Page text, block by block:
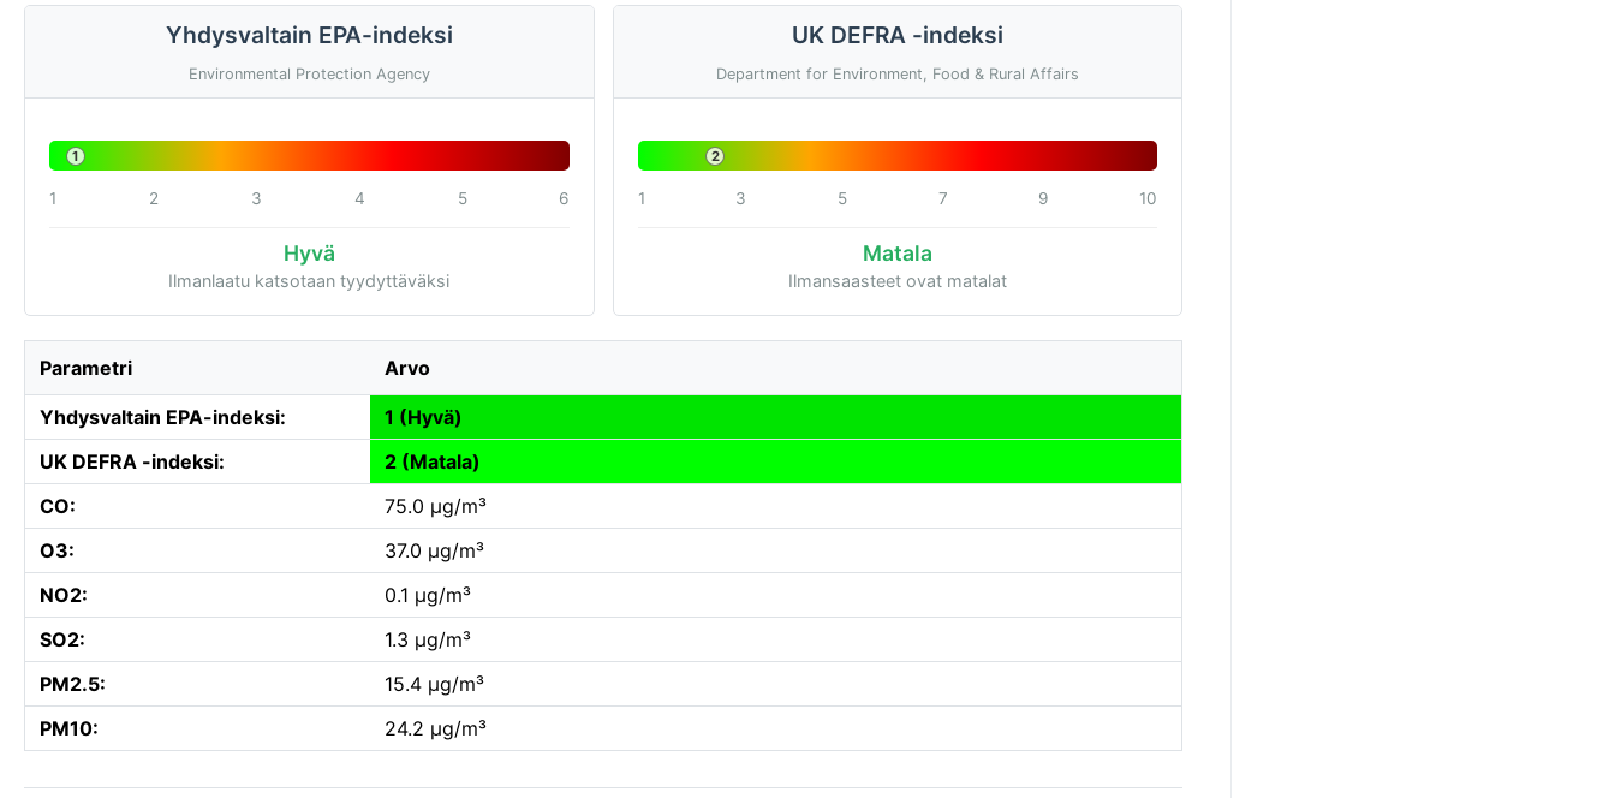
Yhdysvaltain EPA-indeksi
Environmental Protection Agency
1
1 2 3 4 5 6
Hyvä
Ilmanlaatu katsotaan tyydyttäväksi
UK DEFRA -indeksi
Department for Environment, Food & Rural Affairs
2
1 3 5 7 9 10
Matala
Ilmansaasteet ovat matalat
Parametri Arvo
Yhdysvaltain EPA-indeksi:
1 (Hyvä)
UK DEFRA -indeksi:
2 (Matala)
CO:
75.0 µg/m³
O3:
37.0 µg/m³
NO2:
0.1 µg/m³
SO2:
1.3 µg/m³
PM2.5:
15.4 µg/m³
PM10:
24.2 µg/m³